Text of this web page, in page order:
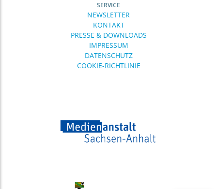
SERVICE
NEWSLETTER
KONTAKT
PRESSE & DOWNLOADS
IMPRESSUM
DATENSCHUTZ
COOKIE-RICHTLINIE